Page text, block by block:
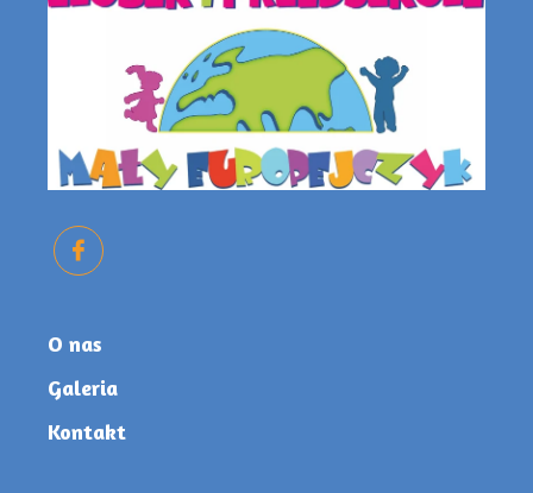
O nas
Galeria
Kontakt